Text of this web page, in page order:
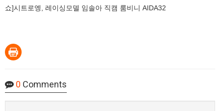
쇼]시트로엥, 레이싱모델 임솔아 직캠 룸비니 AIDA32
0 Comments